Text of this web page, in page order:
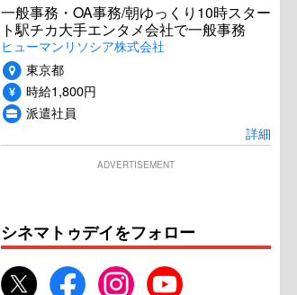
一般事務・OA事務/朝ゆっくり10時スター
ト駅チカ大手エンタメ会社で一般事務
ヒューマンリソシア株式会社
東京都
時給1,800円
派遣社員
詳細
ADVERTISEMENT
シネマトゥデイをフォロー